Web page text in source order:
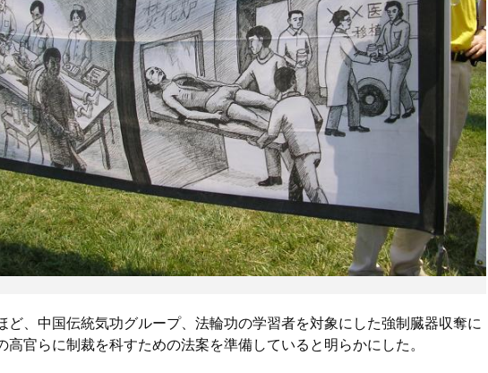
ど、中国伝統気功グループ、法輪功の学習者を対象にした強制臓器収奪に
高官らに制裁を科すための法案を準備していると明らかにした。